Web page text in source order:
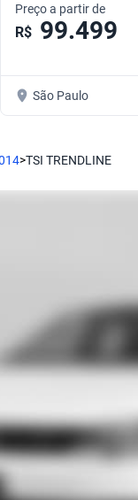
Preço a partir de
R$ 99.499
São Paulo
>TSI TRENDLINE